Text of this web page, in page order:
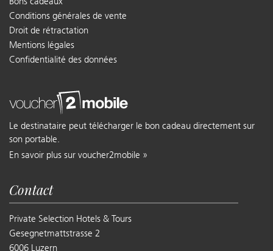
Bons cadeaux
Conditions générales de vente
Droit de rétractation
Mentions légales
Confidentialité des données
Le destinataire peut télécharger le bon cadeau directement sur
son portable.
En savoir plus sur voucher2mobile »
Contact
Private Selection Hotels & Tours
Gesegnetmattstrasse 2
6006 Luzern